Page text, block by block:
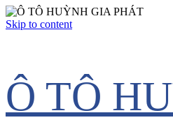
Skip to content
Ô TÔ